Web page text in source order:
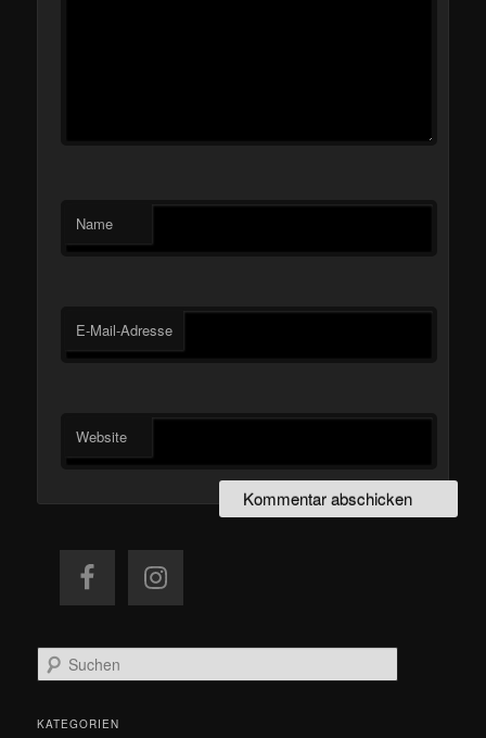
Name
E-Mail-Adresse
Website
u
h
KATEGORIEN